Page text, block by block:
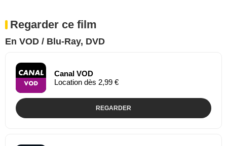
Regarder ce film
En VOD / Blu-Ray, DVD
Canal VOD
Location dès 2,99 €
REGARDER